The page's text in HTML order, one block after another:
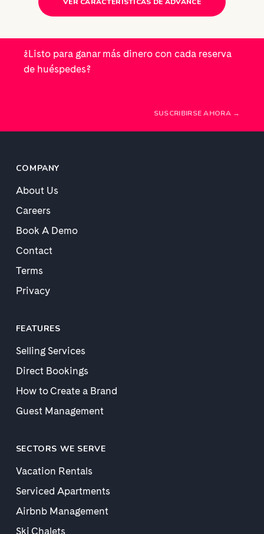
¿Listo para ganar más dinero con cada reserva
de huéspedes?
SUSCRIBIRSE AHORA →
COMPANY
About Us
Careers
Book A Demo
Contact
Terms
Privacy
FEATURES
Selling Services
Direct Bookings
How to Create a Brand
Guest Management
SECTORS WE SERVE
Vacation Rentals
Serviced Apartments
Airbnb Management
Ski Chalets